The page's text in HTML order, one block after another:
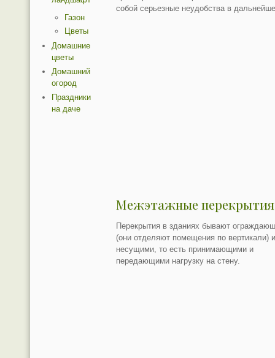
собой серьезные неудобства в
Межэтажные перекрытия
Перекрытия в зданиях бывают
(они отделяют помещения по вертикали)
несущими, то есть принимающими и
передающими нагрузку на стену.
Газон
Цветы
Домашние
цветы
Домашний
огород
Праздники
на даче